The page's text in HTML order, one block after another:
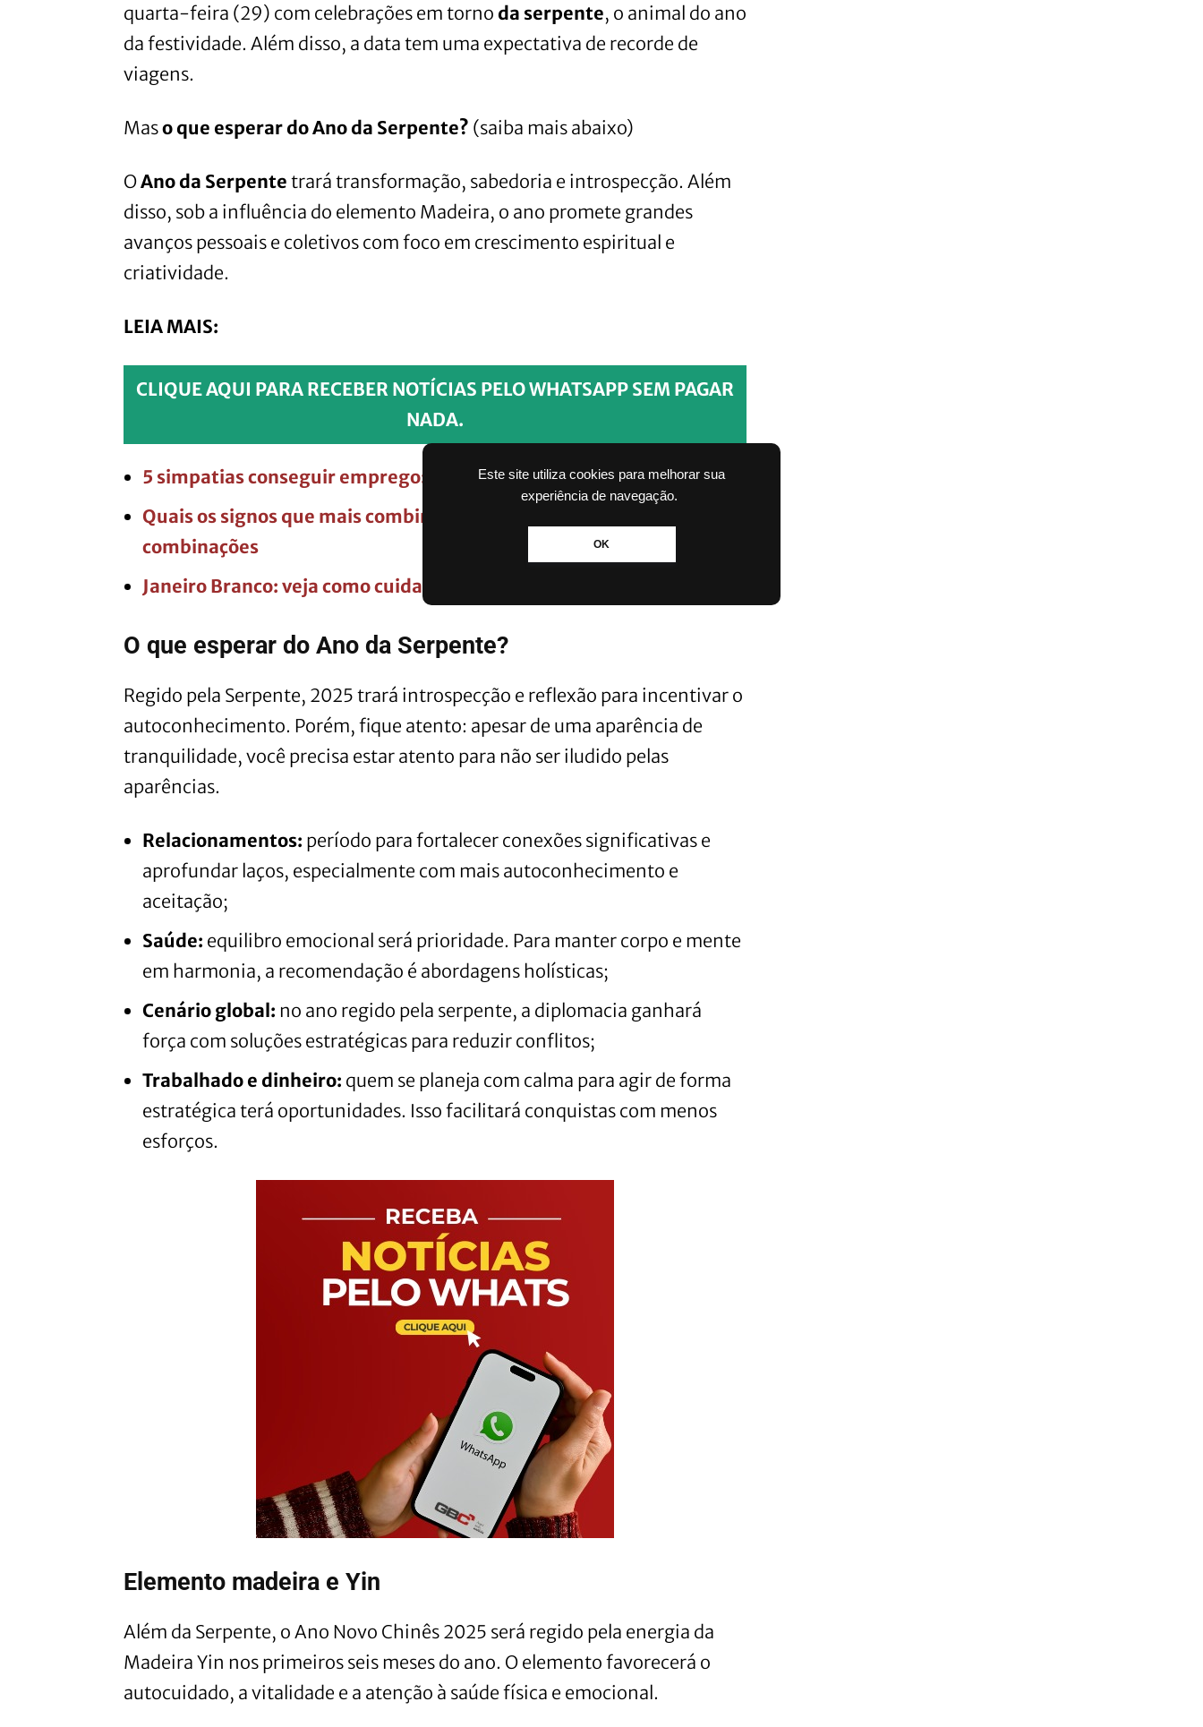
Este site utiliza cookies para melhorar sua
experiência de navegação.
OK
quarta-feira (29) com celebrações em torno da serpente, o animal do ano
da festividade. Além disso, a data tem uma expectativa de recorde de
viagens.
Maso que esperar do Ano da Serpente? (saiba mais abaixo)
OAno da Serpente trará transformação, sabedoria e introspecção. Além
disso, sob a influência do elemento Madeira, o ano promete grandes
avanços pessoais e coletivos com foco em crescimento espiritual e
criatividade.
LEIA MAIS:
CLIQUE AQUI PARA RECEBER NOTÍCIAS PELO WHATSAPP SEM PAGAR
NADA.
5 simpatias conseguir emprego: atraia oportunidades
Quais os signos que mais combinam no amor? Veja as melhores
combinações
Janeiro Branco: veja como cuidar da sua saúde mental
O que esperar do Ano da Serpente?
Regido pela Serpente, 2025 trará introspecção e reflexão para incentivar o
autoconhecimento. Porém, fique atento: apesar de uma aparência de
tranquilidade, você precisa estar atento para não ser iludido pelas
aparências.
Relacionamentos: período para fortalecer conexões significativas e
aprofundar laços, especialmente com mais autoconhecimento e
aceitação;
Saúde: equilibro emocional será prioridade. Para manter corpo e mente
em harmonia, a recomendação é abordagens holísticas;
Cenário global: no ano regido pela serpente, a diplomacia ganhará
força com soluções estratégicas para reduzir conflitos;
Trabalhado e dinheiro: quem se planeja com calma para agir de forma
estratégica terá oportunidades. Isso facilitará conquistas com menos
esforços.
Elemento madeira e Yin
Além da Serpente, o Ano Novo Chinês 2025 será regido pela energia da
Madeira Yin nos primeiros seis meses do ano. O elemento favorecerá o
autocuidado, a vitalidade e a atenção à saúde física e emocional.